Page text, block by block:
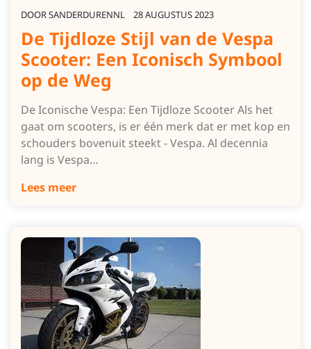
DOORSANDERDURENNL 28 AUGUSTUS 2023
De Tijdloze Stijl van de Vespa
Scooter: Een Iconisch Symbool
op de Weg
De Iconische Vespa: Een Tijdloze Scooter Als het
gaat om scooters, is er één merk dat er met kop en
schouders bovenuit steekt - Vespa. Al decennia
lang is Vespa…
Lees meer